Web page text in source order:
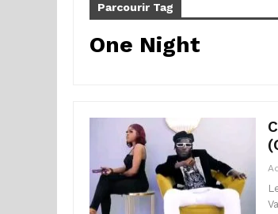
Parcourir Tag
One Night